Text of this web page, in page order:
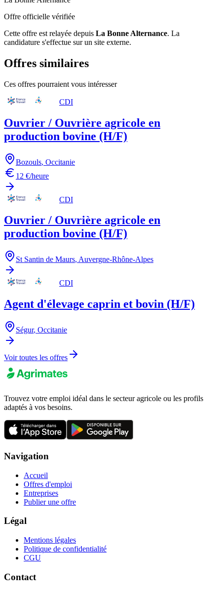
Offre officielle vérifiée
Cette offre est relayée depuis La Bonne Alternance. La
candidature s'effectue sur un site externe.
Offres similaires
Ces offres pourraient vous intéresser
CDI
Ouvrier / Ouvrière agricole en
production bovine (H/F)
Bozouls, Occitanie
12 €/heure
CDI
Ouvrier / Ouvrière agricole en
production bovine (H/F)
St Santin de Maurs, Auvergne-Rhône-Alpes
CDI
Agent d'élevage caprin et bovin (H/F)
Ségur, Occitanie
Voir toutes les offres
Trouvez votre emploi idéal dans le secteur agricole ou les profils
adaptés à vos besoins.
Navigation
Accueil
Offres d'emploi
Entreprises
Publier une offre
Légal
Mentions légales
Politique de confidentialité
CGU
Contact